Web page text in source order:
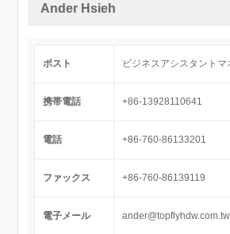
Ander Hsieh
ポスト ビジネスアシスタントマ
携帯電話 +86-13928110641
電話 +86-760-86133201
ファックス +86-760-86139119
電子メール ander@topflyhdw.com.tw